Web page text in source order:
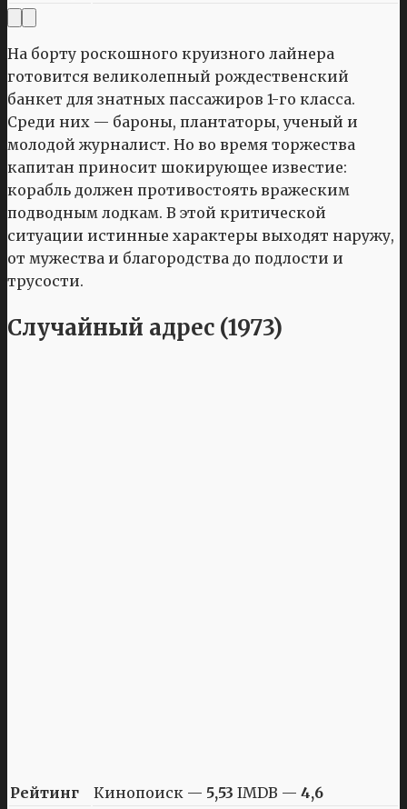
На борту роскошного круизного лайнера
готовится великолепный рождественский
банкет для знатных пассажиров 1-го класса.
Среди них — бароны, плантаторы, ученый и
молодой журналист. Но во время торжества
капитан приносит шокирующее известие:
корабль должен противостоять вражеским
подводным лодкам. В этой критической
ситуации истинные характеры выходят наружу,
от мужества и благородства до подлости и
трусости.
Случайный адрес (1973)
Рейтинг Кинопоиск — 5,53 IMDB — 4,6